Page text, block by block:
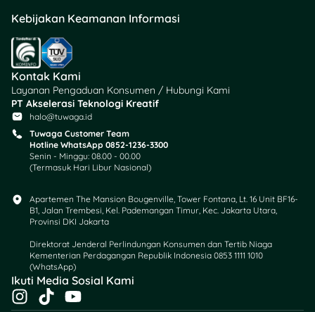
Kebijakan Keamanan Informasi
Kontak Kami
Layanan Pengaduan Konsumen / Hubungi Kami
PT Akselerasi Teknologi Kreatif
halo@tuwaga.id
Tuwaga Customer Team
Hotline WhatsApp 0852-1236-3300
Senin - Minggu: 08.00 - 00.00
(Termasuk Hari Libur Nasional)
Apartemen The Mansion Bougenville, Tower Fontana, Lt. 16 Unit BF16-
B1, Jalan Trembesi, Kel. Pademangan Timur, Kec. Jakarta Utara,
Provinsi DKI Jakarta
Direktorat Jenderal Perlindungan Konsumen dan Tertib Niaga
Kementerian Perdagangan Republik Indonesia 0853 1111 1010
(WhatsApp)​
Ikuti Media Sosial Kami
I
T
Y